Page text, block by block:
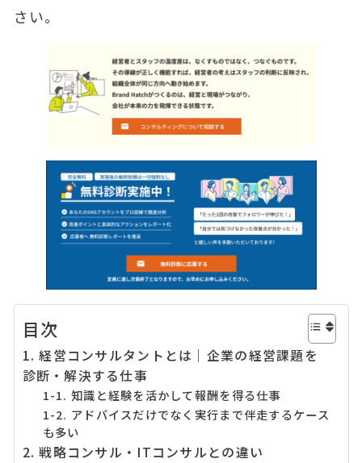
さい。
目次
1. 経営コンサルタントとは｜企業の経営課題を
診断・解決する仕事
1-1. 知識と経験を活かして報酬を得る仕事
1-2. アドバイスだけでなく実行まで伴走するケース
も多い
2. 戦略コンサル・ITコンサルとの違い